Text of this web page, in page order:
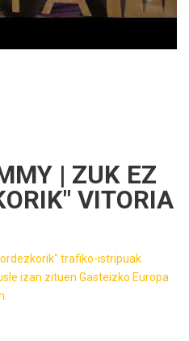
| ZUK EZ
VITORIA
trafiko-istripuak
izan zituen Gasteizko Europa